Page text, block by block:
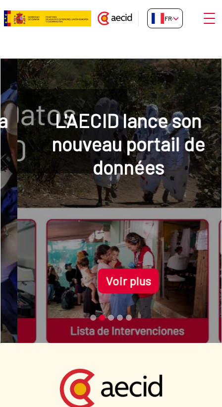
Saut au contenu principal
FR-FR
L'AECID lance son
nouveau portail de
données
Voir plus